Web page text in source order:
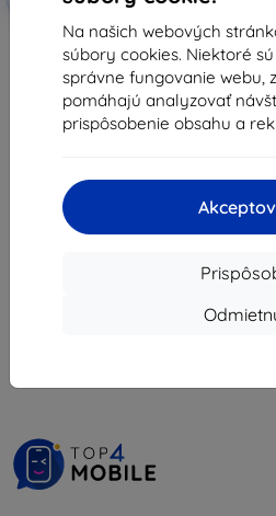
Na našich webových
súbory cookies. Niektoré
správne fungovanie webu,
pomáhajú analyzovať
prispôsobenie obsahu a
kupónom
3MK FlexibleGlass Lite Huawei
MatePad 10,4" hybridné tvrdené
sklo Lite (5903108514279)
15,28 €
5,17 €